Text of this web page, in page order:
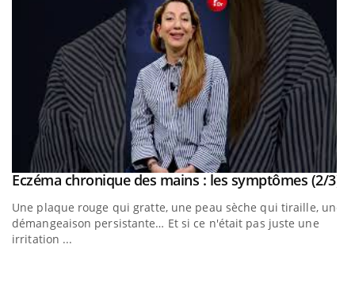
Youtube
Eczéma chronique des mains : les symptômes (2/3)
Une plaque rouge qui gratte, une peau sèche qui tiraille, une
démangeaison persistante… Et si ce n'était pas juste une
irritation ...